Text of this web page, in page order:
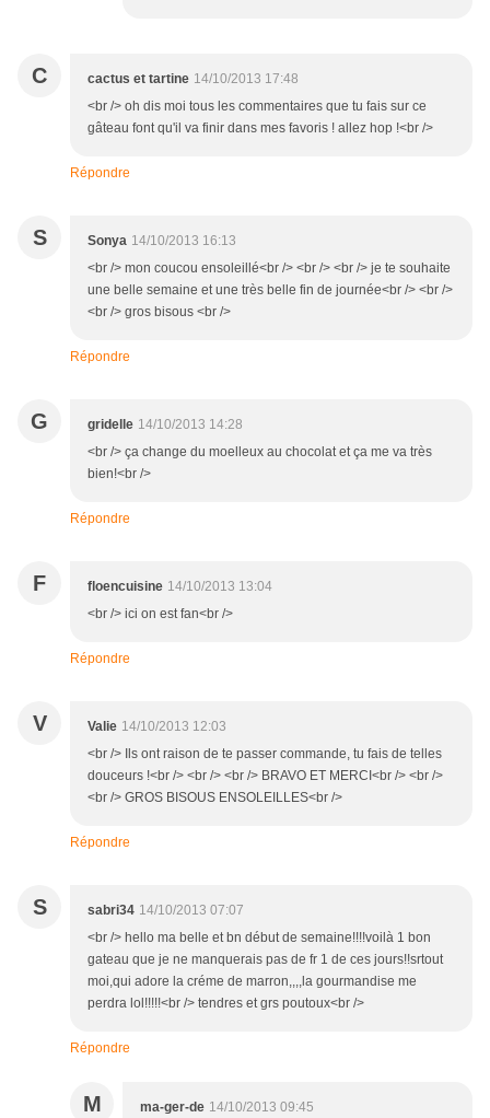
C cactus et tartine 14/10/2013 17:48
<br /> oh dis moi tous les commentaires que tu fais sur ce
gâteau font qu'il va finir dans mes favoris ! allez hop !<br />
Répondre
S Sonya 14/10/2013 16:13
<br /> mon coucou ensoleillé<br /> <br /> <br /> je te souhaite
une belle semaine et une très belle fin de journée<br /> <br />
<br /> gros bisous <br />
Répondre
G gridelle 14/10/2013 14:28
<br /> ça change du moelleux au chocolat et ça me va très
bien!<br />
Répondre
F floencuisine 14/10/2013 13:04
<br /> ici on est fan<br />
Répondre
V Valie 14/10/2013 12:03
<br /> Ils ont raison de te passer commande, tu fais de telles
douceurs !<br /> <br /> <br /> BRAVO ET MERCI<br /> <br />
<br /> GROS BISOUS ENSOLEILLES<br />
Répondre
S sabri34 14/10/2013 07:07
<br /> hello ma belle et bn début de semaine!!!!voilà 1 bon
gateau que je ne manquerais pas de fr 1 de ces jours!!srtout
moi,qui adore la créme de marron,,,,la gourmandise me
perdra lol!!!!!<br /> tendres et grs poutoux<br />
Répondre
M ma-ger-de 14/10/2013 09:45